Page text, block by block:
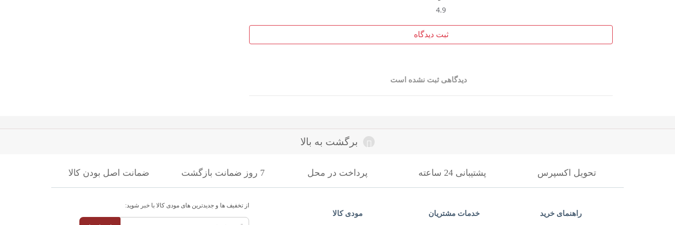
4.9
ثبت دیدگاه
دیدگاهی ثبت نشده است
برگشت به بالا
تحویل اکسپرس پشتیبانی 24 ساعته پرداخت در محل 7 روز ضمانت بازگشت ضمانت اصل بودن کالا
راهنمای خرید خدمات مشتریان مودی کالا
از تخفیف ها و جدیدترین های مودی کالا با خبر شوید: